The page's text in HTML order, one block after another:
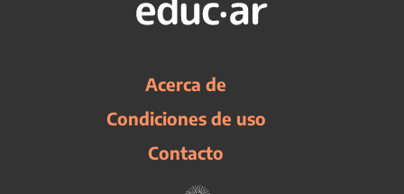
Acerca de
Condiciones de uso
Contacto